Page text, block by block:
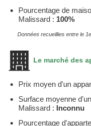
Pourcentage de
Malissard : 100%
Données recueillies entre le
Le marché des
Prix moyen d'un
Surface moyenne
Malissard : Inconnu
Pourcentage